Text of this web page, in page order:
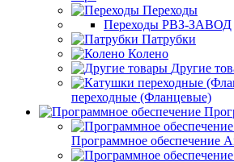
Переходы
Переходы РВЗ-ЗАВОД
Патрубки
Колено
Другие
переходные (Фланцевые)
Программное обеспечение